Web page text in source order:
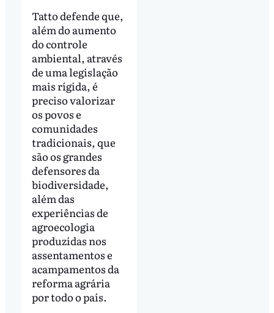
Tatto defende que,
além do aumento
do controle
ambiental, através
de uma legislação
mais rígida, é
preciso valorizar
os povos e
comunidades
tradicionais, que
são os grandes
defensores da
biodiversidade,
além das
experiências de
agroecologia
produzidas nos
assentamentos e
acampamentos da
reforma agrária
por todo o país.